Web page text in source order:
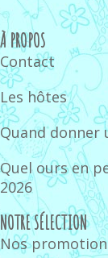
À PROPOS
Contact
Les hôtes
Quand donner
Quel ours en
2026
NOTRE SÉLECTION
Nos